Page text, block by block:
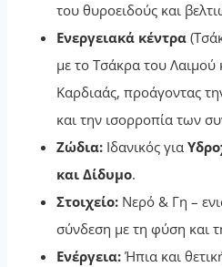
του θυροειδούς και
Ενεργειακά κέντρα
με το Τσάκρα του Λαιμού
Καρδιαάς, προάγοντας
και την ισορροπία των
Ζώδια: Ιδανικός για
και Δίδυμο.
Στοιχείο: Νερό & Γη –
σύνδεση με τη φύση και
Ενέργεια: Ήπια και